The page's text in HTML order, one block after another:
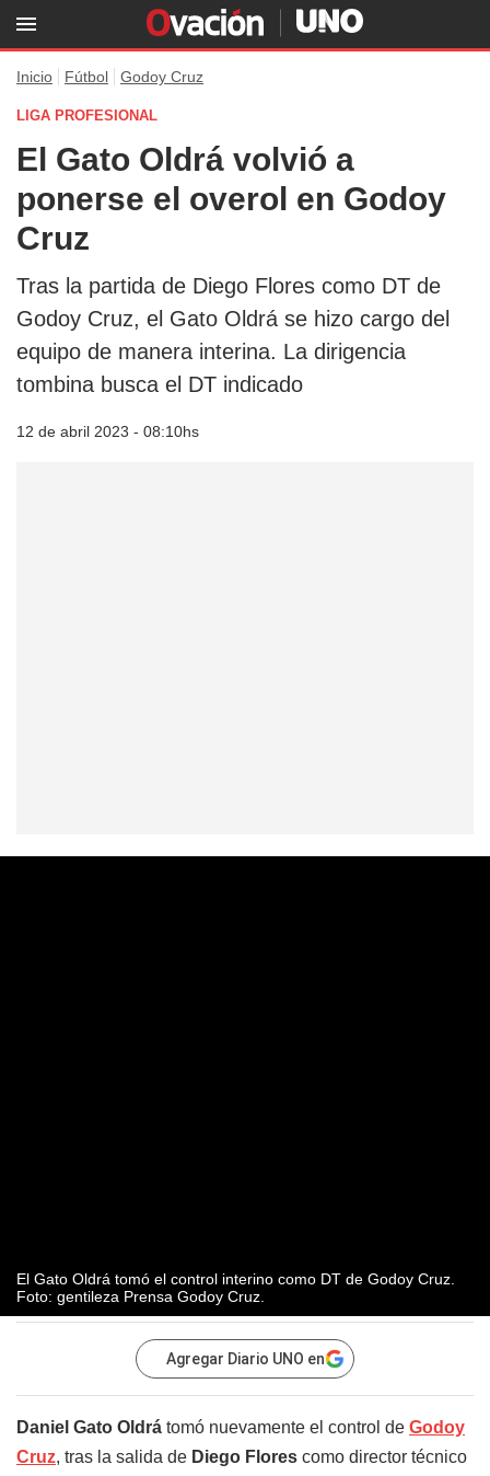
Inicio Fútbol Godoy Cruz
LIGA PROFESIONAL
El Gato Oldrá volvió a
ponerse el overol en Godoy
Cruz
Tras la partida de Diego Flores como DT de
Godoy Cruz, el Gato Oldrá se hizo cargo del
equipo de manera interina. La dirigencia
tombina busca el DT indicado
12 de abril 2023 - 08:10hs
El Gato Oldrá tomó el control interino como DT de Godoy Cruz.
Foto: gentileza Prensa Godoy Cruz.
Agregar Diario UNO en
Daniel Gato Oldrá tomó nuevamente el control de Godoy
Cruz, tras la salida de Diego Flores como director técnico